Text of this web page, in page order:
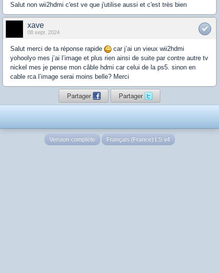
Salut non wii2hdmi c'est ve que j'utilise aussi et c'est très bien
xave
08 sept. 2024
Salut merci de ta réponse rapide
car j’ai un vieux wii2hdmi
yohoolyo mes j’ai l’image et plus rien ainsi de suite par contre autre tv
nickel mes je pense mon câble hdmi car celui de la ps5. sinon en
cable rca l’image serai moins belle? Merci
Partager Partager
Version complète Français (France) LS v4